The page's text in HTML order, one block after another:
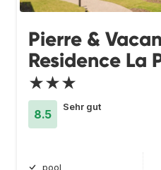
Pierre &
Residence La
★★★
8.5
Sehr gut
pool